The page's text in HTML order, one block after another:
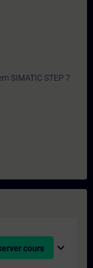
SIMATIC STEP 7
cours expand_more